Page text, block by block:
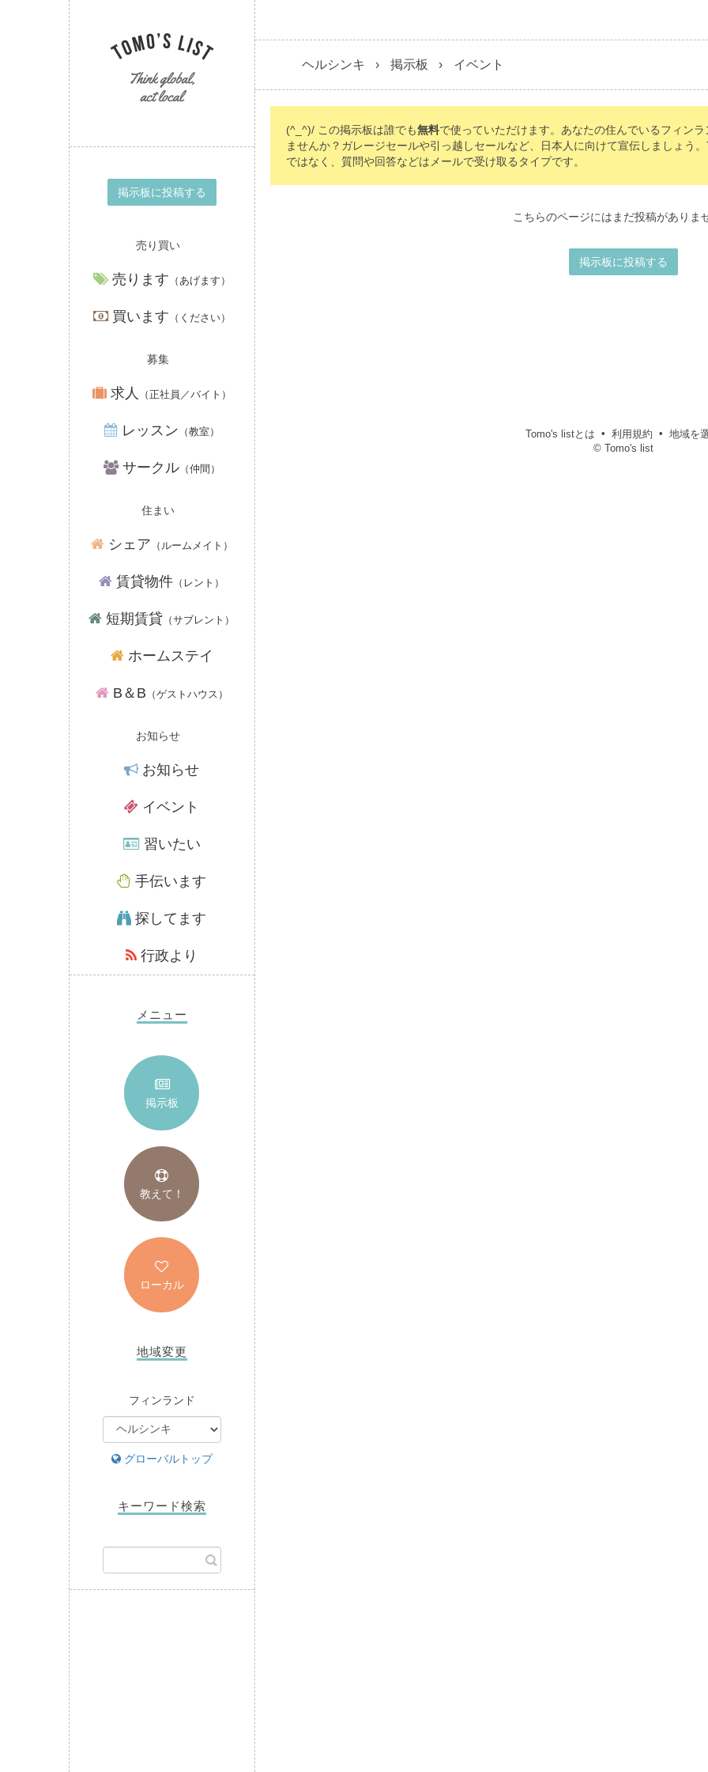
掲示板に投稿する
売り買い
売ります （あげます）
買います （ください）
募集
求人 （正社員／バイト）
レッスン （教室）
サークル（仲間）
住まい
シェア （ルームメイト）
賃貸物件 （レント）
短期賃貸 （サブレント）
ホームステイ
B＆B （ゲストハウス）
お知らせ
お知らせ
イベント
習いたい
手伝います
探してます
行政より
メニュー
掲示板
教えて！
ローカル
地域変更
フィンランド
グローバルトップ
キーワード検索
ヘルシンキ 掲示板 イベント
(^_^)/ この掲示板は誰でも無料で使っていただけます。あなたの住んでいるフィン
ませんか？ガレージセールや引っ越しセールなど、日本人に向けて宣伝しましょう
ではなく、質問や回答などはメールで受け取るタイプです。
こちらのページにはまだ投稿がありま
掲示板に投稿する
Tomo's listとは 利用規約
地域を
© Tomo's list